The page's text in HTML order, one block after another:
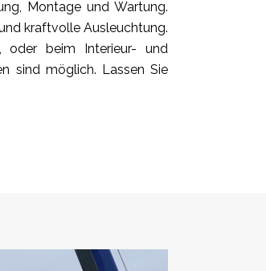
Montage und Wartung.
kraftvolle Ausleuchtung.
oder beim Interieur- und
sind möglich. Lassen Sie